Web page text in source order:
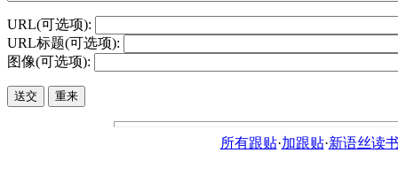
URL(可选项):
URL标题(可选项):
图像(可选项):
所有跟贴·加跟贴·新语丝读